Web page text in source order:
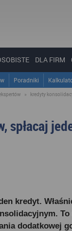
DLA FIRM
Poradniki
» kredyty
spłacaj
kredyt.
dodatkowej